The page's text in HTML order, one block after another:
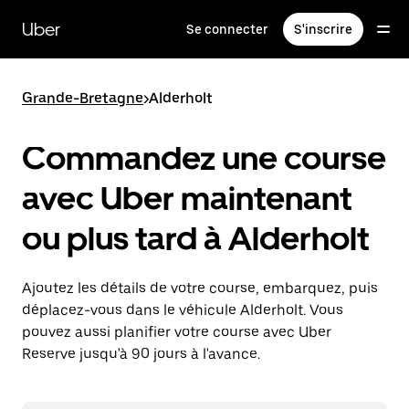
contenu
principal
Uber Se connecter S'inscrire
Grande-Bretagne>Alderholt
Commandez une course
avec Uber maintenant
ou plus tard à Alderholt
Ajoutez les détails de votre course, embarquez, puis
déplacez-vous dans le véhicule Alderholt. Vous
pouvez aussi planifier votre course avec Uber
Reserve jusqu'à 90 jours à l'avance.